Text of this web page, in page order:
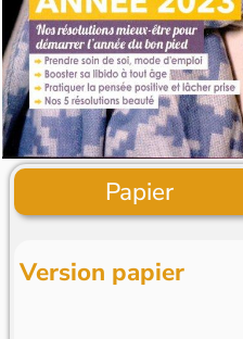
Papier
Version papier